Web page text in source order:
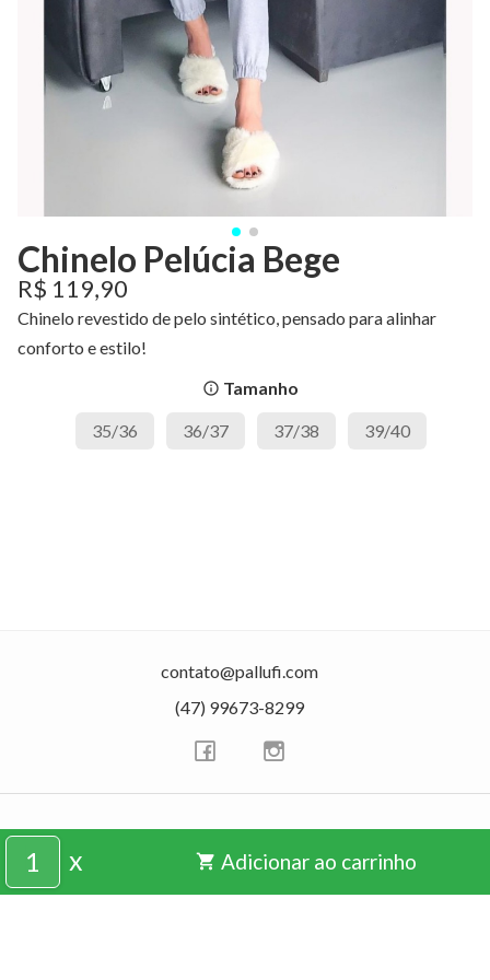
Chinelo Pelúcia Bege
R$ 119,90
Chinelo revestido de pelo sintético, pensado para alinhar
conforto e estilo!
info_outline Tamanho
35/36 36/37 37/38 39/40
contato@pallufi.com
(47) 99673-8299
x shopping_cart Adicionar ao carrinho